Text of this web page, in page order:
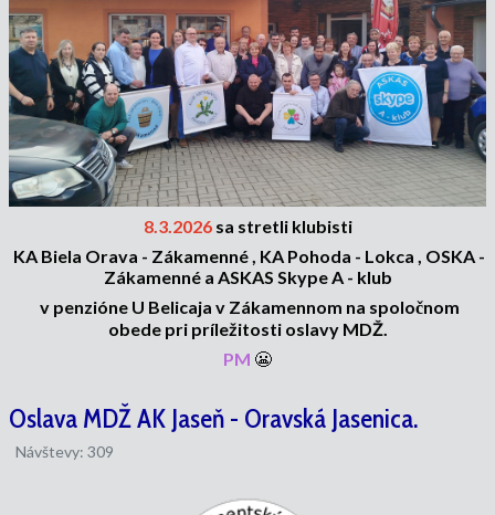
8.3.2026sa stretli klubisti
KA Biela Orava - Zákamenné , KA Pohoda - Lokca , OSKA -
Zákamenné a ASKAS Skype A - klub
v penzióne U Belicaja v Zákamennom na spoločnom
obede pri príležitosti oslavy MDŽ.
PM 😬
Oslava MDŽ AK Jaseň - Oravská Jasenica.
Návštevy: 309